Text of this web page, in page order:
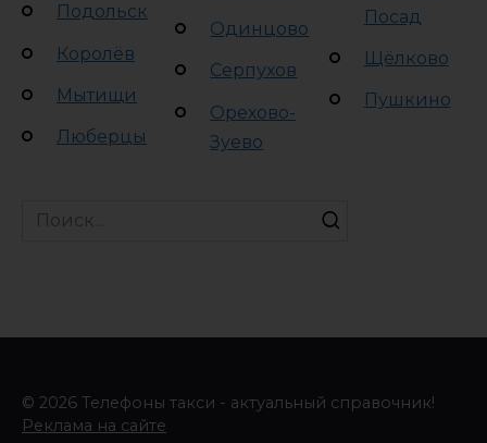
Подольск
Королёв
Мытищи
Люберцы
Одинцово
Серпухов
Орехово-
Зуево
Посад
Щёлково
Пушкино
Search
© 2026 Телефоны такси - актуальный справочник!
Реклама на сайте